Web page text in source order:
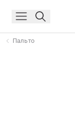
Пальто